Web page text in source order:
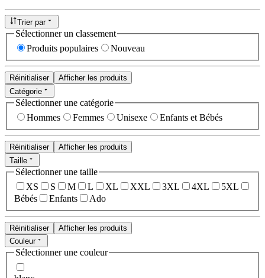
Trier par
Sélectionner un classement
Produits populaires
Nouveau
Réinitialiser
Afficher les produits
Catégorie
Sélectionner une catégorie
Hommes
Femmes Unisexe Enfants et Bébés
Réinitialiser
Afficher les produits
Taille
Sélectionner une taille
XS
S M L XL XXL 3XL 4XL
5XL
Bébés
Enfants Ado
Réinitialiser
Afficher les produits
Couleur
Sélectionner une couleur